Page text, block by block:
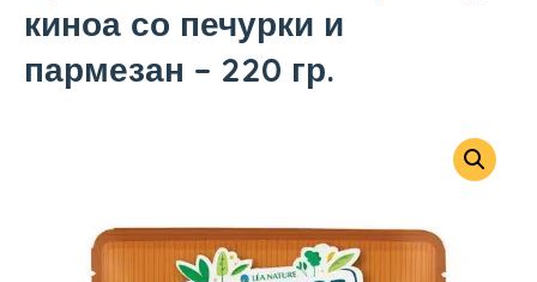
киноа со печурки и
пармезан – 220 гр.